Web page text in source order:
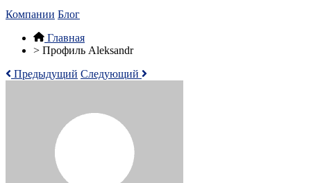
Компании Блог
Главная
> Профиль Aleksandr
Предыдущий Следующий